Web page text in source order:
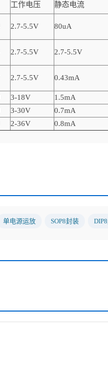
工作电压 静态电流
2.7-5.5V 80uA
2.7-5.5V 2.7-5.5V
2.7-5.5V 0.43mA
3-18V
1.5mA
3-30V
0.7mA
2-36V 0.8mA
单电源运放 SOP8封装